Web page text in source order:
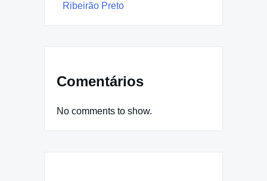
Ribeirão Preto
Comentários
No comments to show.